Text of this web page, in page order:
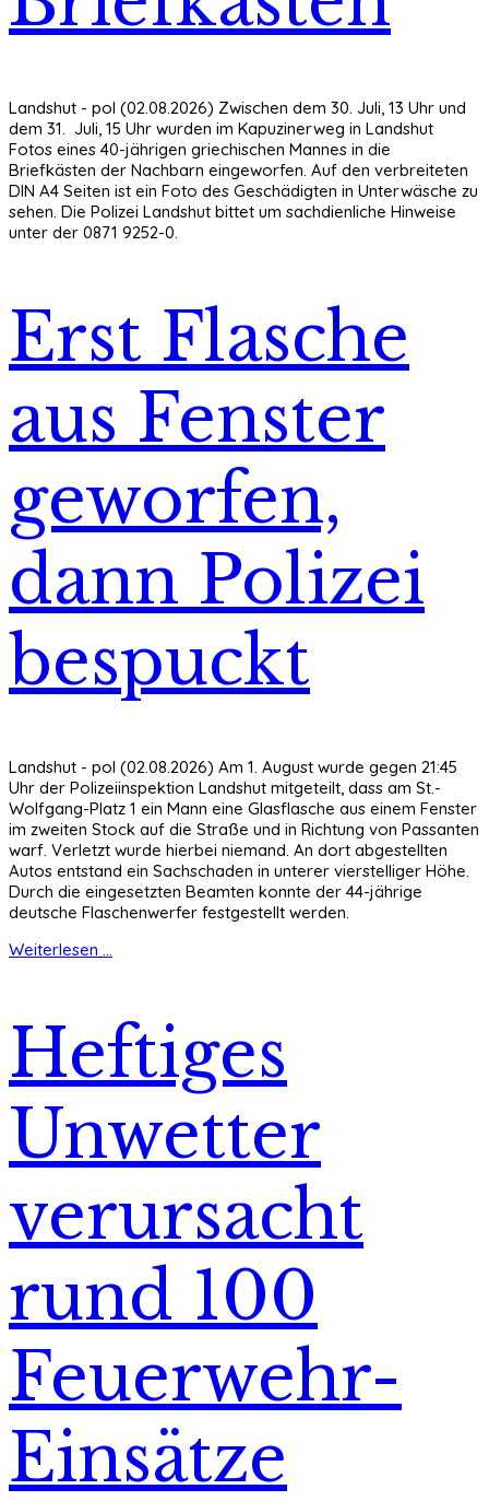
Landshut - pol (02.08.2026) Zwischen dem 30. Juli, 13 Uhr und
dem 31. Juli, 15 Uhr wurden im Kapuzinerweg in Landshut
Fotos eines 40-jährigen griechischen Mannes in die
Briefkästen der Nachbarn eingeworfen. Auf den verbreiteten
DIN A4 Seiten ist ein Foto des Geschädigten in Unterwäsche zu
sehen. Die Polizei Landshut bittet um sachdienliche Hinweise
unter der 0871 9252-0.
Erst Flasche
aus Fenster
geworfen,
dann Polizei
bespuckt
Landshut - pol (02.08.2026) Am 1. August wurde gegen 21:45
Uhr der Polizeiinspektion Landshut mitgeteilt, dass am St.-
Wolfgang-Platz 1 ein Mann eine Glasflasche aus einem Fenster
im zweiten Stock auf die Straße und in Richtung von Passanten
warf. Verletzt wurde hierbei niemand. An dort abgestellten
Autos entstand ein Sachschaden in unterer vierstelliger Höhe.
Durch die eingesetzten Beamten konnte der 44-jährige
deutsche Flaschenwerfer festgestellt werden.
Weiterlesen ...
Heftiges
Unwetter
verursacht
rund 100
Feuerwehr-
Einsätze